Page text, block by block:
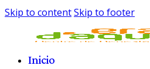
Skip to contentSkip to footer
Inicio